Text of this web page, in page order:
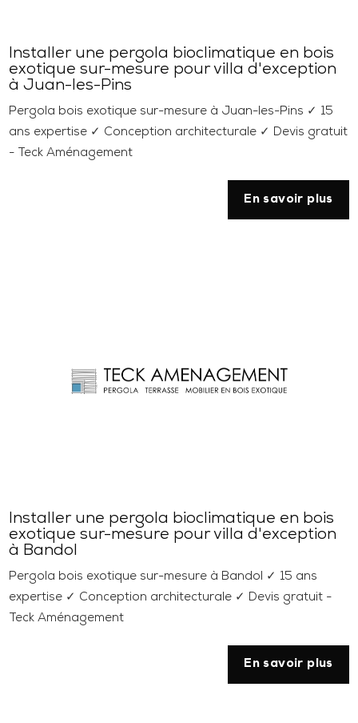
Installer une pergola bioclimatique en bois
exotique sur-mesure pour villa d'exception
à Juan-les-Pins
Pergola bois exotique sur-mesure à Juan-les-Pins ✓ 15
ans expertise ✓ Conception architecturale ✓ Devis gratuit
- Teck Aménagement
En savoir plus
Installer une pergola bioclimatique en bois
exotique sur-mesure pour villa d'exception
à Bandol
Pergola bois exotique sur-mesure à Bandol ✓ 15 ans
expertise ✓ Conception architecturale ✓ Devis gratuit -
Teck Aménagement
En savoir plus